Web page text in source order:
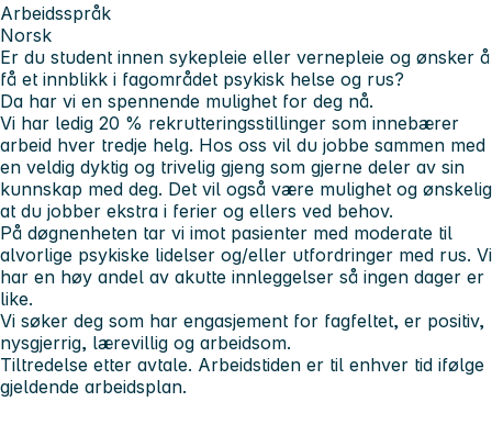
Arbeidsspråk
Norsk
Er du student innen sykepleie eller vernepleie og ønsker å
få et innblikk i fagområdet psykisk helse og rus?
Da har vi en spennende mulighet for deg nå.
Vi har ledig 20 % rekrutteringsstillinger som innebærer
arbeid hver tredje helg. Hos oss vil du jobbe sammen med
en veldig dyktig og trivelig gjeng som gjerne deler av sin
kunnskap med deg. Det vil også være mulighet og ønskelig
at du jobber ekstra i ferier og ellers ved behov.
På døgnenheten tar vi imot pasienter med moderate til
alvorlige psykiske lidelser og/eller utfordringer med rus. Vi
har en høy andel av akutte innleggelser så ingen dager er
like.
Vi søker deg som har engasjement for fagfeltet, er positiv,
nysgjerrig, lærevillig og arbeidsom.
Tiltredelse etter avtale. Arbeidstiden er til enhver tid ifølge
gjeldende arbeidsplan.